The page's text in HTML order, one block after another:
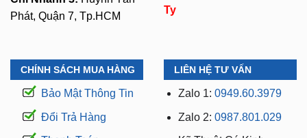
Phát, Quận 7, Tp.HCM
Ty
CHÍNH SÁCH MUA HÀNG
Bảo Mật Thông Tin
Đổi Trả Hàng
LIÊN HỆ TƯ VẤN
Zalo 1: 0949.60.3979
Zalo 2: 0987.801.029